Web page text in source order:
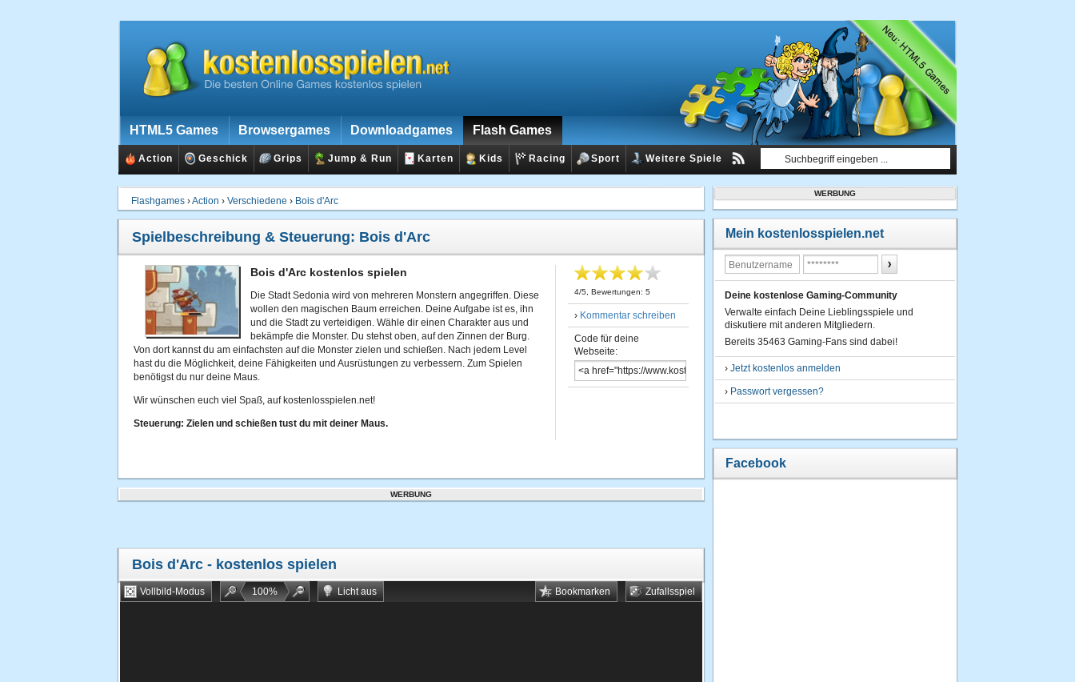
HTML5 Games Browsergames Downloadgames Flash Games
Action Geschick Grips Jump & Run Karten Kids Racing Sport Weitere Spiele
Flashgames ›Action › Verschiedene › Bois d'Arc
Spielbeschreibung & Steuerung: Bois d'Arc
Bois d'Arc kostenlos spielen
Die Stadt Sedonia wird von mehreren Monstern angegriffen. Diese
wollen den magischen Baum erreichen. Deine Aufgabe ist es, ihn
und die Stadt zu verteidigen. Wähle dir einen Charakter aus und
bekämpfe die Monster. Du stehst oben, auf den Zinnen der Burg.
Von dort kannst du am einfachsten auf die Monster zielen und schießen. Nach jedem Level
hast du die Möglichkeit, deine Fähigkeiten und Ausrüstungen zu verbessern. Zum Spielen
benötigst du nur deine Maus.
Wir wünschen euch viel Spaß, auf kostenlosspielen.net!
Steuerung: Zielen und schießen tust du mit deiner Maus.
4/5 , Bewertungen: 5
› Kommentar schreiben
Code für deine
Webseite:
WERBUNG
Bois d'Arc - kostenlos spielen
Vollbild-Modus 100% Licht aus Zufallsspiel
Bookmarken
WERBUNG
Mein kostenlosspielen.net
Deine kostenlose Gaming-Community
Verwalte einfach Deine Lieblingsspiele und
diskutiere mit anderen Mitgliedern.
Bereits 35463 Gaming-Fans sind dabei!
› Jetzt kostenlos anmelden
› Passwort vergessen?
Facebook